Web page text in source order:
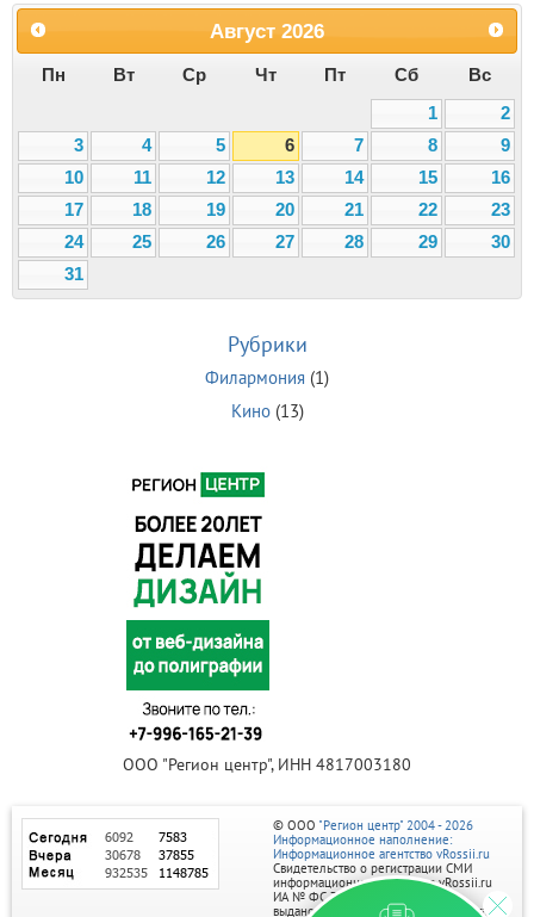
Август 2026
Пн Вт Ср Чт Пт Сб
Вс
1
2
3
4 5 6 7 8
9
10
11 12 13 14 15
16
17
18 19 20 21 22
23
24
25 26 27 28 29
30
31
Рубрики
Филармония (1)
Кино(13)
ООО "Регион центр", ИНН 4817003180
© ООО "Регион центр" 2004 - 2026
Информационное наполнение:
Информационное агентство vRossii.ru
Свидетельство о регистрации СМИ
информационного агентства vRossii.ru
ИА № ФС 77‑35502
выдано РОСКОМНАДЗОРом 04 марта